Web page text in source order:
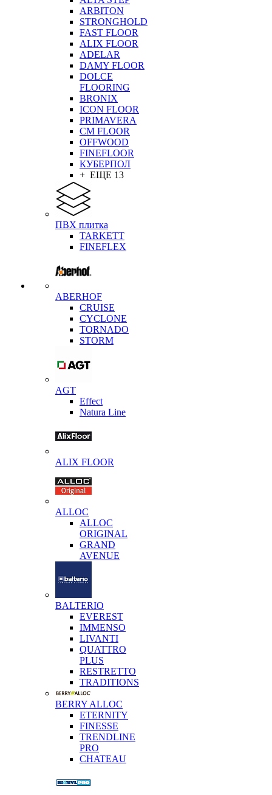
ARBITON
STRONGHOLD
FAST FLOOR
ALIX FLOOR
ADELAR
DAMY FLOOR
DOLCE
FLOORING
BRONIX
ICON FLOOR
PRIMAVERA
CM FLOOR
OFFWOOD
FINEFLOOR
КУБЕРПОЛ
+ ЕЩЕ 13
ПВХ плитка
TARKETT
FINEFLEX
ABERHOF
CRUISE
CYCLONE
TORNADO
STORM
AGT
Effect
Natura Line
ALIX FLOOR
ALLOC
ALLOC
ORIGINAL
GRAND
AVENUE
BALTERIO
EVEREST
IMMENSO
LIVANTI
QUATTRO
PLUS
RESTRETTO
TRADITIONS
BERRY ALLOC
ETERNITY
FINESSE
TRENDLINE
PRO
CHATEAU